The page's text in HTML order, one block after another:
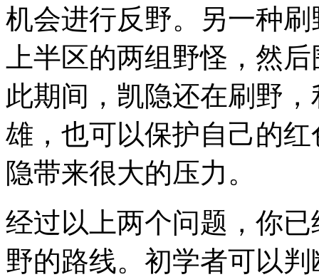
机会进行反野。另一种
上半区的两组野怪，然
此期间，凯隐还在刷野
雄，也可以保护自己的
隐带来很大的压力。
经过以上两个问题，你
野的路线。初学者可以